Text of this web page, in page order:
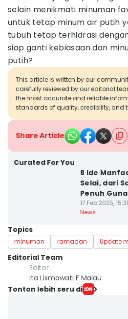
selain menikmati minuman
untuk tetap minum air putih
tubuh tetap terhidrasi
siap ganti kebiasaan dan
putih?
This article is written by our
carefully reviewed by our editorial
the most accurate and reliable
standards of quality, credibility, and
Share Article
Curated For You
8 Ide
Selai, dari
Penuh Guna
17 Feb 2025,
News
Topics
minuman ramadan Update
Editorial Team
Editor
Ita Lismawati F Malau
Tonton lebih seru di